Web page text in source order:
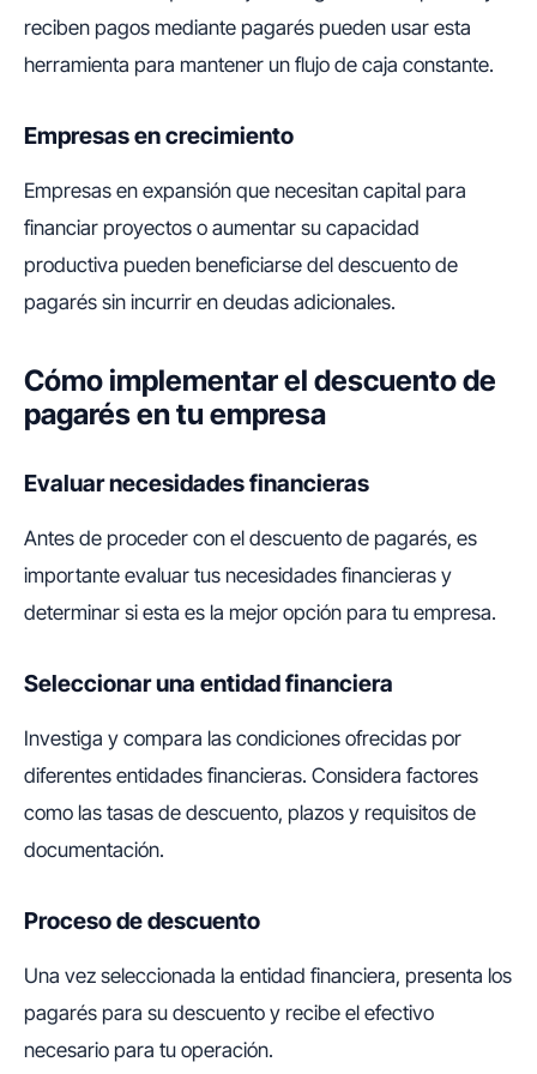
reciben pagos mediante pagarés pueden usar esta
herramienta para mantener un flujo de caja constante.
Empresas en crecimiento
Empresas en expansión que necesitan capital para
financiar proyectos o aumentar su capacidad
productiva pueden beneficiarse del descuento de
pagarés sin incurrir en deudas adicionales.
Cómo implementar el descuento de
pagarés en tu empresa
Evaluar necesidades financieras
Antes de proceder con el descuento de pagarés, es
importante evaluar tus necesidades financieras y
determinar si esta es la mejor opción para tu empresa.
Seleccionar una entidad financiera
Investiga y compara las condiciones ofrecidas por
diferentes entidades financieras. Considera factores
como las tasas de descuento, plazos y requisitos de
documentación.
Proceso de descuento
Una vez seleccionada la entidad financiera, presenta los
pagarés para su descuento y recibe el efectivo
necesario para tu operación.